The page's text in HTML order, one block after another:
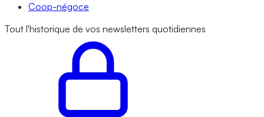
Coop-négoce
Tout l'historique de vos newsletters quotidiennes